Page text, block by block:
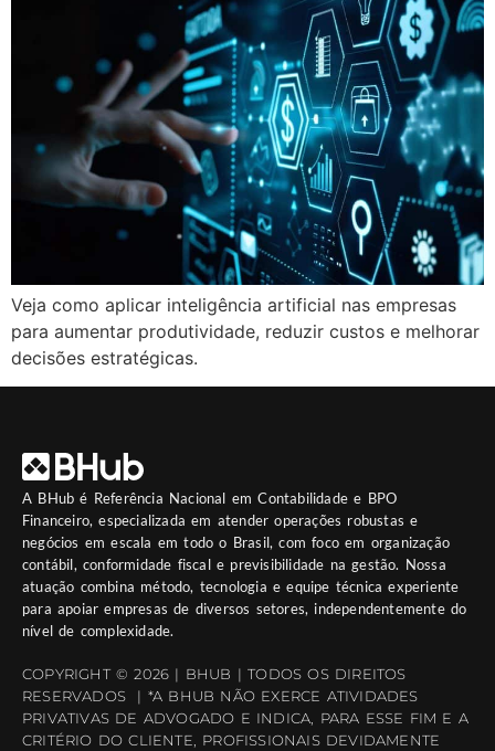
Veja como aplicar inteligência artificial nas empresas
para aumentar produtividade, reduzir custos e melhorar
decisões estratégicas.
A BHub é Referência Nacional em Contabilidade e BPO
Financeiro, especializada em atender operações robustas e
negócios em escala em todo o Brasil, com foco em organização
contábil, conformidade fiscal e previsibilidade na gestão. Nossa
atuação combina método, tecnologia e equipe técnica experiente
para apoiar empresas de diversos setores, independentemente do
nível de complexidade.
COPYRIGHT © 2026 | BHUB | TODOS OS DIREITOS
RESERVADOS | *A BHUB NÃO EXERCE ATIVIDADES
PRIVATIVAS DE ADVOGADO E INDICA, PARA ESSE FIM E A
CRITÉRIO DO CLIENTE, PROFISSIONAIS DEVIDAMENTE